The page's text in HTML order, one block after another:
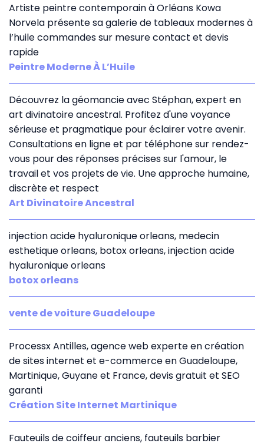
Artiste peintre contemporain à Orléans Kowa
Norvela présente sa galerie de tableaux modernes à
l’huile commandes sur mesure contact et devis
rapide
Peintre Moderne À L’Huile
Découvrez la géomancie avec Stéphan, expert en
art divinatoire ancestral. Profitez d'une voyance
sérieuse et pragmatique pour éclairer votre avenir.
Consultations en ligne et par téléphone sur rendez-
vous pour des réponses précises sur l'amour, le
travail et vos projets de vie. Une approche humaine,
discrète et respect
Art Divinatoire Ancestral
injection acide hyaluronique orleans, medecin
esthetique orleans, botox orleans, injection acide
hyaluronique orleans
botox orleans
vente de voiture Guadeloupe
Processx Antilles, agence web experte en création
de sites internet et e-commerce en Guadeloupe,
Martinique, Guyane et France, devis gratuit et SEO
garanti
Création Site Internet Martinique
Fauteuils de coiffeur anciens, fauteuils barbier